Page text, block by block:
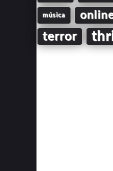
música
terror